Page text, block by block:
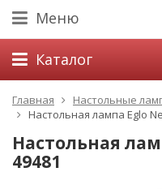
Меню
Каталог
Главная Настольные
Настольная лампа Eglo
Настольная
49481